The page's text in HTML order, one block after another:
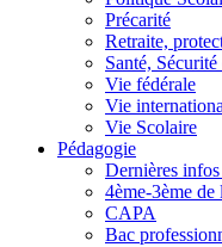
Précarité
Retraite,
Santé,
Vie fédérale
Vie
Vie Scolaire
Pédagogie
Dernières
4ème-3ème de
CAPA
Bac